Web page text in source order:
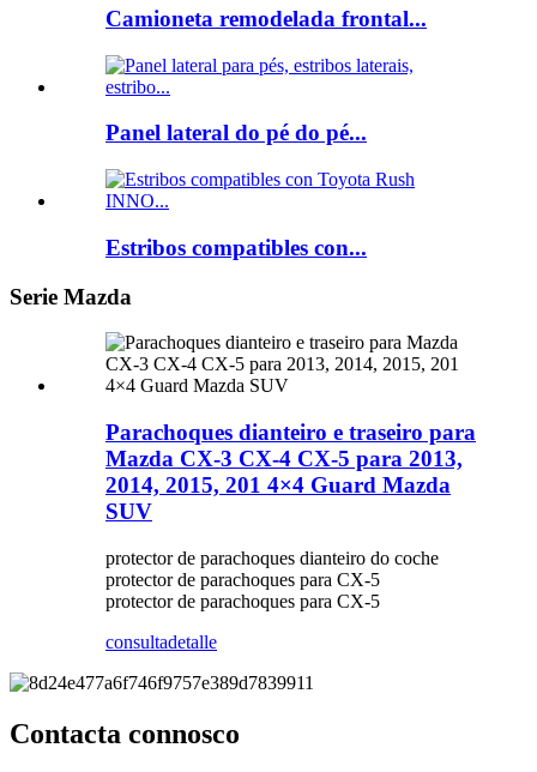
Camioneta remodelada frontal...
Panel lateral do pé do pé...
Estribos compatibles con...
Serie Mazda
Parachoques dianteiro e traseiro para
Mazda CX-3 CX-4 CX-5 para 2013,
2014, 2015, 201 4×4 Guard Mazda
SUV
protector de parachoques dianteiro do coche
protector de parachoques para CX-5
protector de parachoques para CX-5
consultadetalle
Contacta connosco